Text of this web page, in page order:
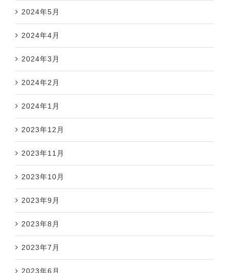
2024年5月
2024年4月
2024年3月
2024年2月
2024年1月
2023年12月
2023年11月
2023年10月
2023年9月
2023年8月
2023年7月
2023年6月